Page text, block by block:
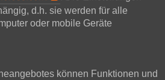
d.h. sie werden für alle
oder mobile Geräte
können Funktionen und